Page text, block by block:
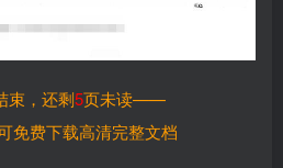
，还剩5页未读——
免费下载高清完整文档